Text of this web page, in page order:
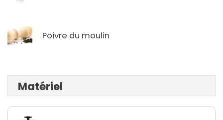
Poivre du moulin
Matériel